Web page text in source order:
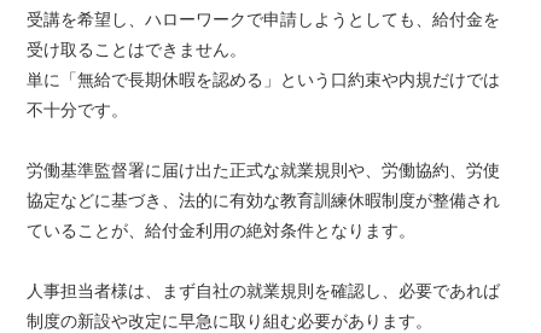
受講を希望し、ハローワークで申請しようとしても、給付金を
受け取ることはできません。
単に「無給で長期休暇を認める」という口約束や内規だけでは
不十分です。
労働基準監督署に届け出た正式な就業規則や、労働協約、労使
協定などに基づき、法的に有効な教育訓練休暇制度が整備され
ていることが、給付金利用の絶対条件となります。
人事担当者様は、まず自社の就業規則を確認し、必要であれば
制度の新設や改定に早急に取り組む必要があります。